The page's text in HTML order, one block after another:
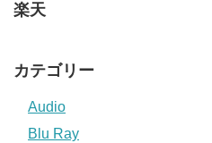
楽天
カテゴリー
Audio
Blu Ray